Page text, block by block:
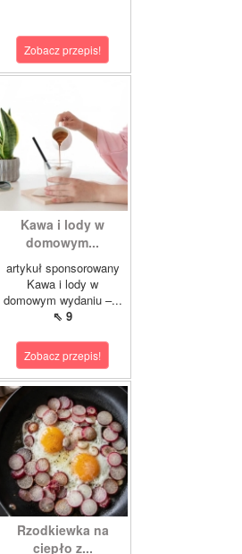
Zobacz przepis!
Kawa i lody w
domowym...
artykuł sponsorowany
Kawa i lody w
domowym wydaniu –...
⇖ 9
Zobacz przepis!
Rzodkiewka na
ciepło z...